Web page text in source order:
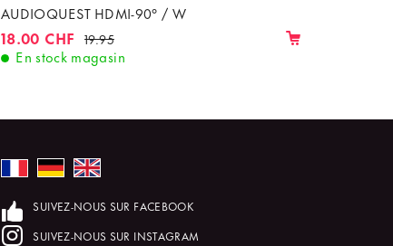
AUDIOQUEST HDMI-90° / W
18.00 CHF 19.95
En stock magasin
SUIVEZ-NOUS SUR FACEBOOK
SUIVEZ-NOUS SUR INSTAGRAM